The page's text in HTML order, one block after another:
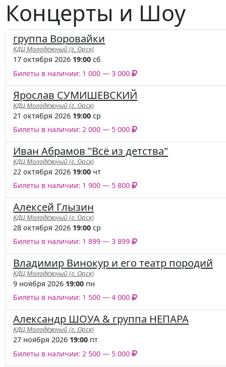
Концерты и Шоу
группа Воровайки
КДЦ Молодёжный (г. Орск)
17 октября 2026 19:00 сб
Билеты в наличии: 1 000 — 3 000
Ярослав СУМИШЕВСКИЙ
КДЦ Молодёжный (г. Орск)
21 октября 2026 19:00 ср
Билеты в наличии: 2 000 — 5 000
Иван Абрамов "Всё из детства"
КДЦ Молодёжный (г. Орск)
22 октября 2026 19:00 чт
Билеты в наличии: 1 900 — 5 800
Алексей Глызин
КДЦ Молодёжный (г. Орск)
28 октября 2026 19:00 ср
Билеты в наличии: 1 899 — 3 899
Владимир Винокур и его театр породий
КДЦ Молодёжный (г. Орск)
9 ноября 2026 19:00 пн
Билеты в наличии: 1 500 — 4 000
Александр ШОУА & группа НЕПАРА
КДЦ Молодёжный (г. Орск)
27 ноября 2026 19:00 пт
Билеты в наличии: 2 500 — 5 000